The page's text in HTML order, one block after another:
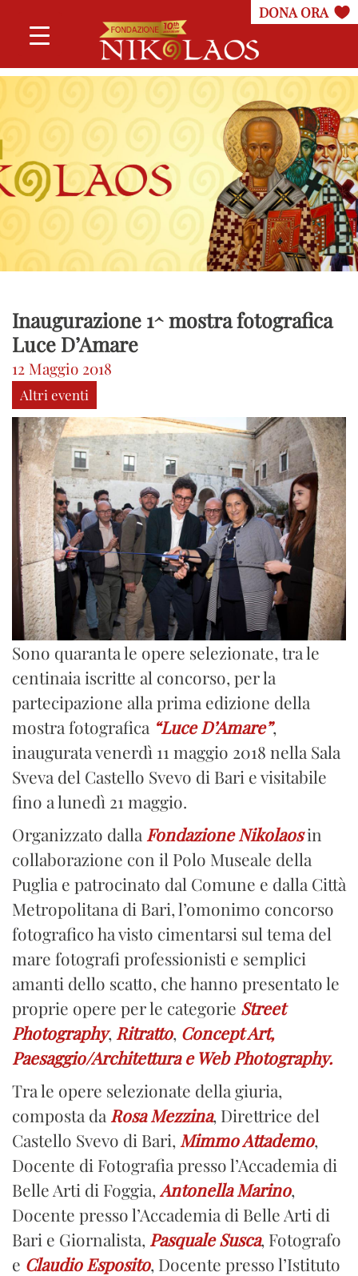
Inaugurazione 1^ mostra fotografica
Luce D’Amare
12 Maggio 2018
Altri eventi
Sono quaranta le opere selezionate, tra le
centinaia iscritte al concorso, per la
partecipazione alla prima edizione della
mostra fotografica “Luce D’Amare”,
inaugurata venerdì 11 maggio 2018 nella Sala
Sveva del Castello Svevo di Bari e visitabile
fino a lunedì 21 maggio.
Organizzato dalla Fondazione Nikolaosin
collaborazione con il Polo Museale della
Puglia e patrocinato dal Comune e dalla Città
Metropolitana di Bari, l’omonimo concorso
fotografico ha visto cimentarsi sul tema del
mare fotografi professionisti e semplici
amanti dello scatto, che hanno presentato le
proprie opere per le categorie Street
Photography, Ritratto, Concept Art,
Paesaggio/Architettura e Web Photography.
Tra le opere selezionate della giuria,
composta da Rosa Mezzina, Direttrice del
Castello Svevo di Bari, Mimmo Attademo,
Docente di Fotografia presso l’Accademia di
Belle Arti di Foggia, Antonella Marino,
Docente presso l’Accademia di Belle Arti di
Bari e Giornalista, Pasquale Susca, Fotografo
e Claudio Esposito, Docente presso l’Istituto